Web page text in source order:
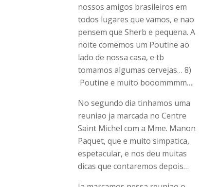
nossos amigos brasileiros em
todos lugares que vamos, e nao
pensem que Sherb e pequena. A
noite comemos um Poutine ao
lado de nossa casa, e tb
tomamos algumas cervejas… 8)
Poutine e muito booommmm….
No segundo dia tinhamos uma
reuniao ja marcada no Centre
Saint Michel com a Mme. Manon
Paquet, que e muito simpatica,
espetacular, e nos deu muitas
dicas que contaremos depois…